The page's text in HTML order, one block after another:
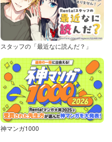
スタッフの「最近なに読んだ？」
神マンガ1000